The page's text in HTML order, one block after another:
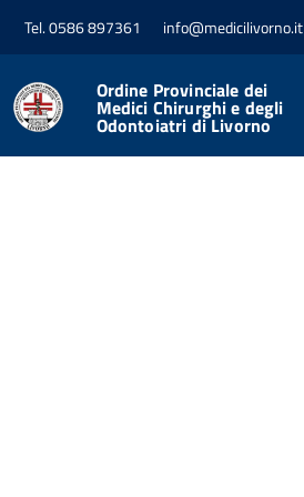
Tel. 0586 897361 info@medicilivorno.it
Ordine Provinciale dei
Medici Chirurghi e degli
Odontoiatri di Livorno